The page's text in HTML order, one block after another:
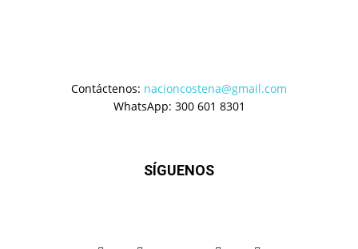
Contáctenos: nacioncostena@gmail.com
WhatsApp: 300 601 8301
SÍGUENOS